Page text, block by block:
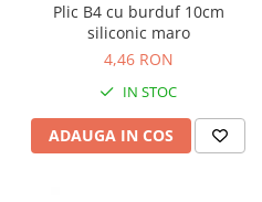
Plic B4 cu burduf 10cm
siliconic maro
4,46 RON
IN STOC
ADAUGA IN COS